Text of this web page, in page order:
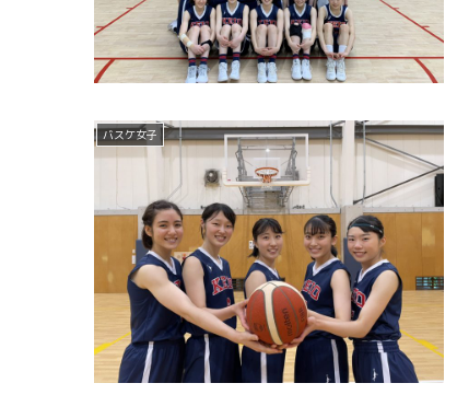
バスケ女子